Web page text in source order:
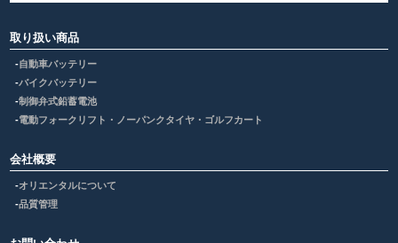
取り扱い商品
自動車バッテリー
バイクバッテリー
制御弁式鉛蓄電池
電動フォークリフト・ノーパンクタイヤ・ゴルフカート
会社概要
オリエンタルについて
品質管理